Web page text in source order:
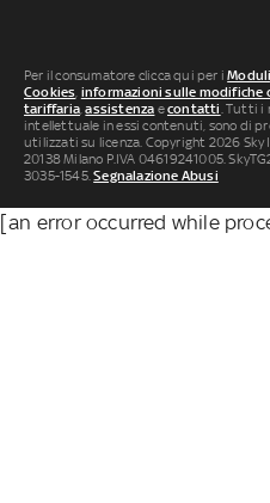
Per il consumatore clicca qui per i
Cookies, informazioni sulle modifiche
tariffaria,assistenza econtatti. Tutti i
intellettuale in essi contenuti, sono di
utilizzati su licenza. Copyright 2026 Sky
20138 Milano P.IVA 04619241005.
3035-1545.Segnalazione Abusi
[an error occurred while